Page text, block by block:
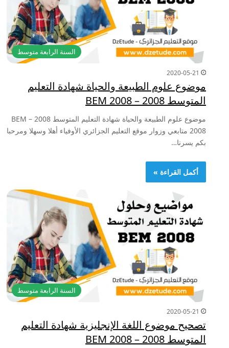
السنة الرابعة متوسط
2020-05-21
موضوع علوم الطبيعة والحياة شهادة التعليم
المتوسط 2008 – BEM 2008
موضوع علوم الطبيعة والحياة شهادة التعليم المتوسط 2008 – BEM
2008 متابعي وزوار موقع التعليم الجزائري الأوفياء أهلا وسهلا ومرحبا
بكم يسرنا…
أكمل القراءة »
السنة الرابعة متوسط
2020-05-21
تصحيح موضوع اللغة الإنجليزية شهادة التعليم
المتوسط 2008 – BEM 2008